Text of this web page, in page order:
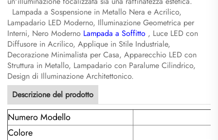
Lampada a Sospensione in Metallo Nera e Acrilico,
Lampadario LED Moderno, Illuminazione Geometrica per
Interni, Nero Moderno Lampada a Soffitto , Luce LED con
Diffusore in Acrilico, Applique in Stile Industriale,
Decorazione Minimalista per Casa, Apparecchio LED con
Struttura in Metallo, Lampadario con Paralume Cilindrico,
Design di Illuminazione Architettonico.
Descrizione del prodotto
Numero Modello
Colore